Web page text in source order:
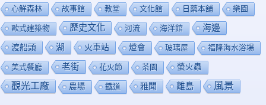
心鮮森林 故事館 教堂 文化館 日藥本舖 樂園
歐式建築物 歷史文化 河流 海洋館 海邊
渡船頭 湖 火車站 燈會 玻璃屋 福隆海水浴場
美式餐廳 老街 花火節 茶園 螢火蟲
觀光工廠 農場 鐡道 雅聞 離島 風景